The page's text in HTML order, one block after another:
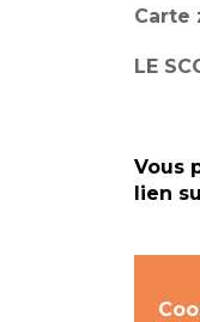
Carte
LE
Vous
lien